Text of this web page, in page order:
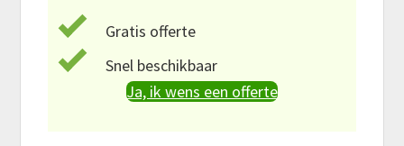
Gratis offerte
Snel beschikbaar
Ja, ik wens een offerte